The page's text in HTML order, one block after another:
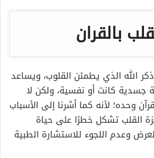
بالقران
الله الذي يطمئن القلوب، ويساعد
كانت أو نفسية، ولكن لا
وحده؛ لأنه كما أشرنا إلى الأسباب
القلب تشكل خطرًا على حياة
وعدم اللجوء للاستشارة الطبية